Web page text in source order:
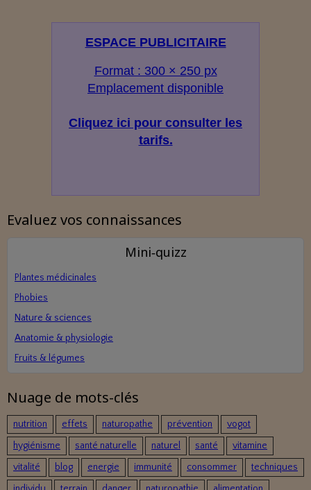
ESPACE PUBLICITAIRE
Format : 300 × 250 px
Emplacement disponible
Cliquez ici pour consulter les
tarifs.
Evaluez vos connaissances
Mini‑quizz
Plantes médicinales
Phobies
Nature & sciences
Anatomie & physiologie
Fruits & légumes
Nuage de mots-clés
nutrition effets naturopathe prévention
vogot
hygiénisme
santé naturelle naturel santé
vitamine
vitalité
blog energie immunité consommer
techniques